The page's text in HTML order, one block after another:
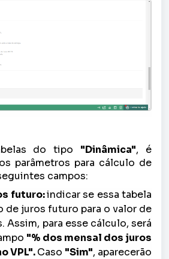
do tipo "Dinâmica", é
parâmetros para cálculo de
campos:
futuro:indicar se essa tabela
de juros futuro para o valor de
Assim, para esse cálculo, será
"% dos mensal dos juros
VPL".Caso "Sim", aparecerão